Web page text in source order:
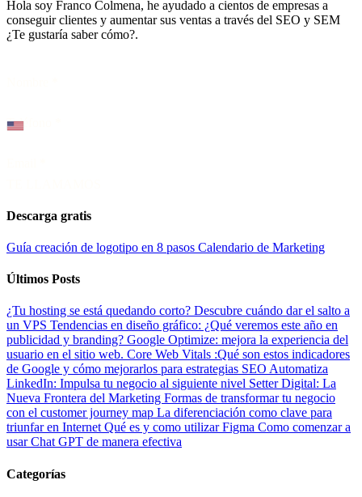
Hola soy Franco Colmena, he ayudado a cientos de empresas a
conseguir clientes y aumentar sus ventas a través del SEO y SEM
¿Te gustaría saber cómo?.
Teléfono
Descarga gratis
Guía creación de logotipo en 8 pasos Calendario de Marketing
Últimos Posts
¿Tu hosting se está quedando corto? Descubre cuándo dar el salto a
un VPS Tendencias en diseño gráfico: ¿Qué veremos este año en
publicidad y branding? Google Optimize: mejora la experiencia del
usuario en el sitio web. Core Web Vitals :Qué son estos indicadores
de Google y cómo mejorarlos para estrategias SEO Automatiza
LinkedIn: Impulsa tu negocio al siguiente nivel Setter Digital: La
Nueva Frontera del Marketing Formas de transformar tu negocio
con el customer journey map La diferenciación como clave para
triunfar en InternetQué es y como utilizar Figma Como comenzar a
usar Chat GPT de manera efectiva
Categorías